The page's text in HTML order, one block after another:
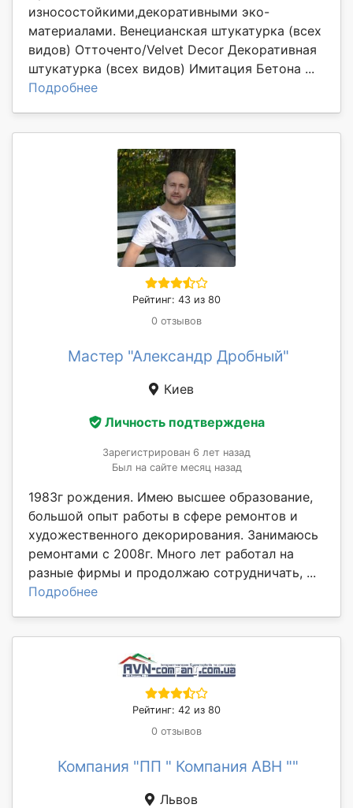
износостойкими,декоративными эко-
материалами. Венецианская штукатурка (всех
видов) Отточенто/Velvet Decor Декоративная
штукатурка (всех видов) Имитация Бетона ...
Подробнее
Рейтинг: 43 из 80
0 отзывов
Мастер "Александр Дробный"
Киев
Личность подтверждена
Зарегистрирован 6 лет назад
Был на сайте месяц назад
1983г рождения. Имею высшее образование,
большой опыт работы в сфере ремонтов и
художественного декорирования. Занимаюсь
ремонтами с 2008г. Много лет работал на
разные фирмы и продолжаю сотрудничать, ...
Подробнее
Рейтинг: 42 из 80
0 отзывов
Компания "ПП " Компания АВН ""
Львов